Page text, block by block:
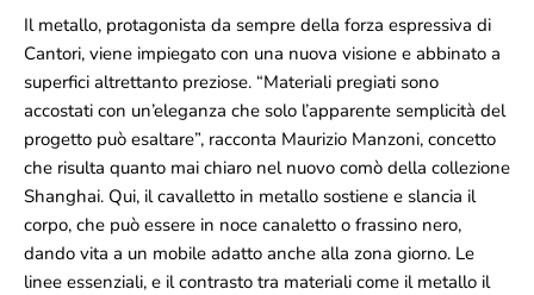
Il metallo, protagonista da sempre della forza espressiva di
Cantori, viene impiegato con una nuova visione e abbinato a
superfici altrettanto preziose. “Materiali pregiati sono
accostati con un’eleganza che solo l’apparente semplicità del
progetto può esaltare”, racconta Maurizio Manzoni, concetto
che risulta quanto mai chiaro nel nuovo comò della collezione
Shanghai. Qui, il cavalletto in metallo sostiene e slancia il
corpo, che può essere in noce canaletto o frassino nero,
dando vita a un mobile adatto anche alla zona giorno. Le
linee essenziali, e il contrasto tra materiali come il metallo il